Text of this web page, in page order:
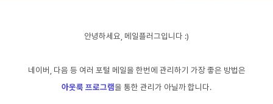
안녕하세요, 메일플러그입니다 :)
네이버, 다음 등 여러 포털 메일을 한번에 관리하기 가장 좋은 방법은
아웃룩 프로그램을 통한 관리가 아닐까 합니다.